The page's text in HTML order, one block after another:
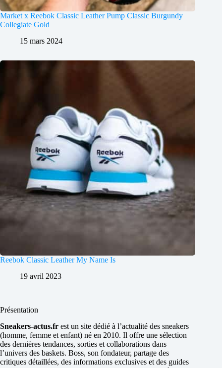
Market x Reebok Classic Leather Pump Classic Burgundy
Collegiate Gold
15 mars 2024
Reebok Classic Leather My Name Is
19 avril 2023
Présentation
Sneakers-actus.fr est un site dédié à l’actualité des sneakers
(homme, femme et enfant) né en 2010. Il offre une sélection
des dernières tendances, sorties et collaborations dans
l’univers des baskets. Boss, son fondateur, partage des
critiques détaillées, des informations exclusives et des guides